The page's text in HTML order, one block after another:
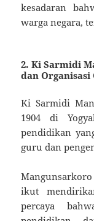
kesadaran
warga negara,
2. Ki Sarmidi
dan Organisasi
Ki Sarmidi
1904 di
pendidikan
guru dan
ikut
percaya